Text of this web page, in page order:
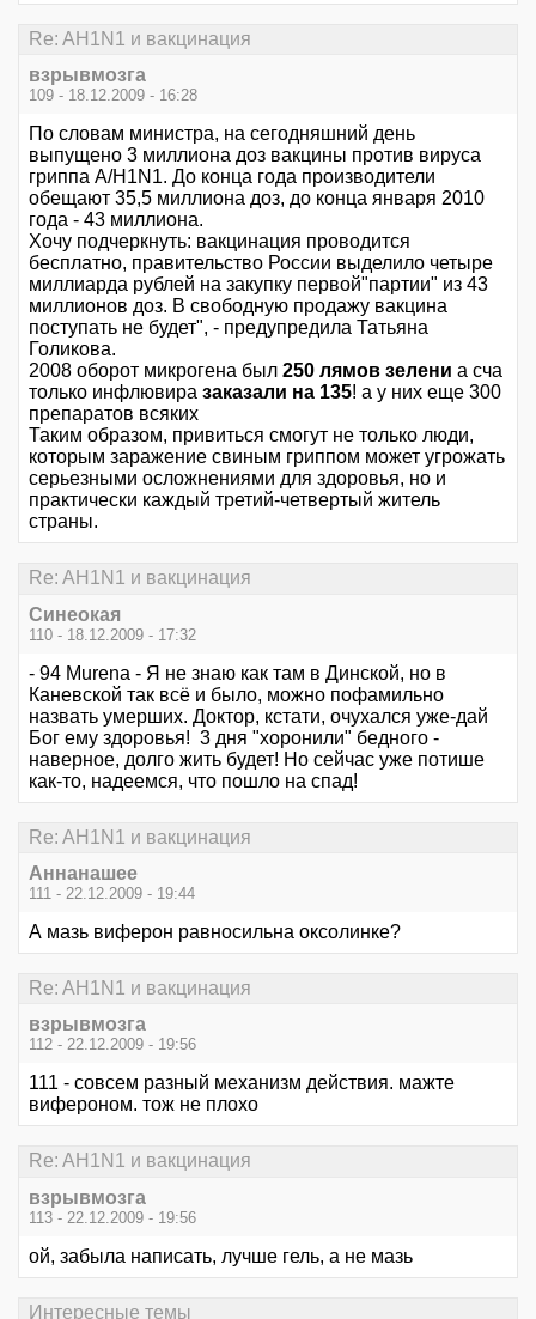
Re: AH1N1 и вакцинация
взрывмозга
109 - 18.12.2009 - 16:28
По словам министра, на сегодняшний день
выпущено 3 миллиона доз вакцины против вируса
гриппа А/Н1N1. До конца года производители
обещают 35,5 миллиона доз, до конца января 2010
года - 43 миллиона.
Хочу подчеркнуть: вакцинация проводится
бесплатно, правительство России выделило четыре
миллиарда рублей на закупку первой"партии" из 43
миллионов доз. В свободную продажу вакцина
поступать не будет", - предупредила Татьяна
Голикова.
2008 оборот микрогена был 250 лямов зелени а сча
только инфлювира заказали на 135! а у них еще 300
препаратов всяких
Таким образом, привиться смогут не только люди,
которым заражение свиным гриппом может угрожать
серьезными осложнениями для здоровья, но и
практически каждый третий-четвертый житель
страны.
Re: AH1N1 и вакцинация
Синеокая
110 - 18.12.2009 - 17:32
- 94 Murena - Я не знаю как там в Динской, но в
Каневской так всё и было, можно пофамильно
назвать умерших. Доктор, кстати, очухался уже-дай
Бог ему здоровья! 3 дня "хоронили" бедного -
наверное, долго жить будет! Но сейчас уже потише
как-то, надеемся, что пошло на спад!
Re: AH1N1 и вакцинация
Аннанашее
111 - 22.12.2009 - 19:44
А мазь виферон равносильна оксолинке?
Re: AH1N1 и вакцинация
взрывмозга
112 - 22.12.2009 - 19:56
111 - совсем разный механизм действия. мажте
вифероном. тож не плохо
Re: AH1N1 и вакцинация
взрывмозга
113 - 22.12.2009 - 19:56
ой, забыла написать, лучше гель, а не мазь
Интересные темы